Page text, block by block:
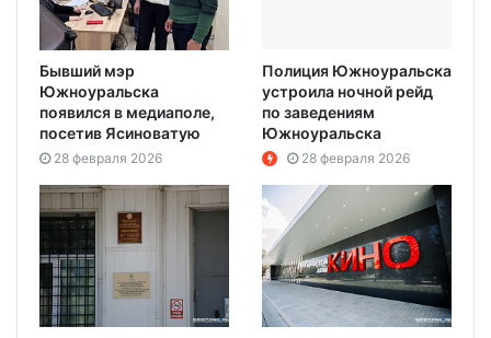
Бывший мэр
Южноуральска
появился в медиаполе,
посетив Ясиноватую
28 февраля 2026
Полиция Южноуральска
устроила ночной рейд
по заведениям
Южноуральска
28 февраля 2026